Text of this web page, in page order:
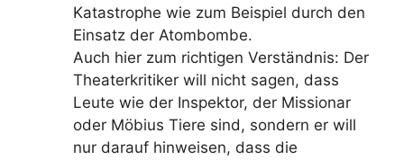
Katastrophe wie zum Beispiel durch den
Einsatz der Atombombe.
Auch hier zum richtigen Verständnis: Der
Theaterkritiker will nicht sagen, dass
Leute wie der Inspektor, der Missionar
oder Möbius Tiere sind, sondern er will
nur darauf hinweisen, dass die